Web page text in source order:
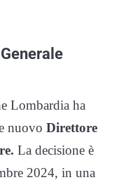
Lombardia ha
nuovo Direttore
La decisione è
2024, in una